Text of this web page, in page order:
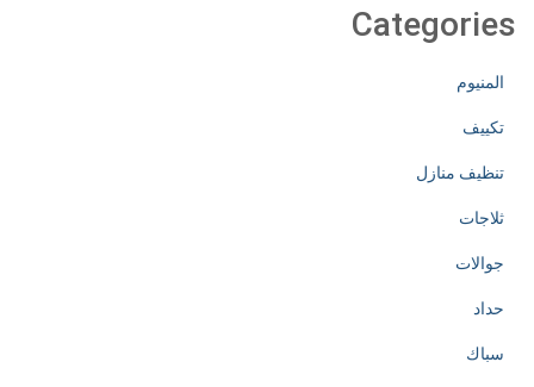
Categories
المنيوم
تكييف
تنظيف منازل
ثلاجات
جوالات
حداد
سباك